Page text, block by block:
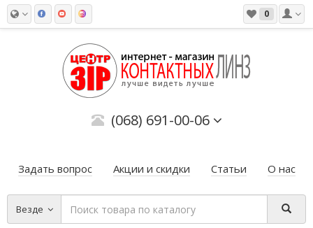
0
(068) 691-00-06
Задать вопрос Акции и скидки Статьи О нас
Везде